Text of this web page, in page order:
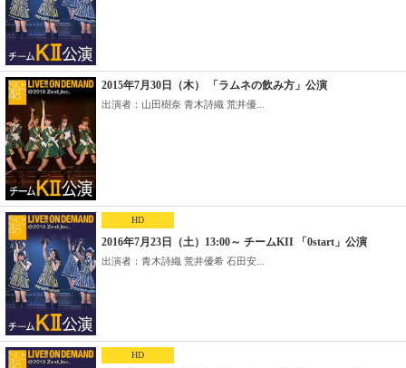
2015年7月30日（木） 「ラムネの飲み方」公演
出演者：山田樹奈 青木詩織 荒井優...
HD
2016年7月23日（土）13:00～ チームKII 「0start」公演
出演者：青木詩織 荒井優希 石田安...
HD